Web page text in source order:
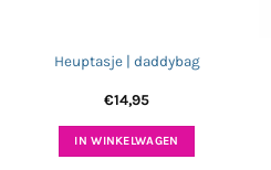
Heuptasje | daddybag
€14,95
IN WINKELWAGEN